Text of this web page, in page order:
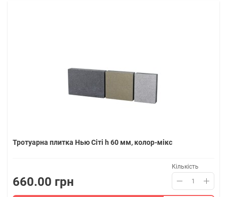
Тротуарна плитка Нью Сіті h 60 мм, колор-мікс
660.00 грн
Кількість